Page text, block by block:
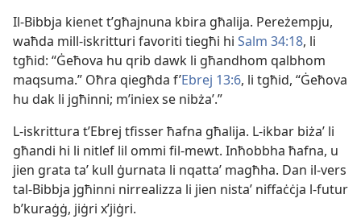
Il-​Bibbja kienet t’għajnuna kbira għalija. Pereżempju,
waħda mill-​iskritturi favoriti tiegħi hi Salm 34:18, li
tgħid: “Ġeħova hu qrib dawk li għandhom qalbhom
maqsuma.” Oħra qiegħda f’​Ebrej 13:6, li tgħid, “Ġeħova
hu dak li jgħinni; m’iniex se nibżaʼ.”
L-​iskrittura t’Ebrej tfisser ħafna għalija. L-​ikbar biżaʼ li
għandi hi li nitlef lil ommi fil-​mewt. Inħobbha ħafna, u
jien grata taʼ kull ġurnata li nqattaʼ magħha. Dan il-​vers
tal-​Bibbja jgħinni nirrealizza li jien nistaʼ niffaċċja l-​futur
b’kuraġġ, jiġri x’jiġri.